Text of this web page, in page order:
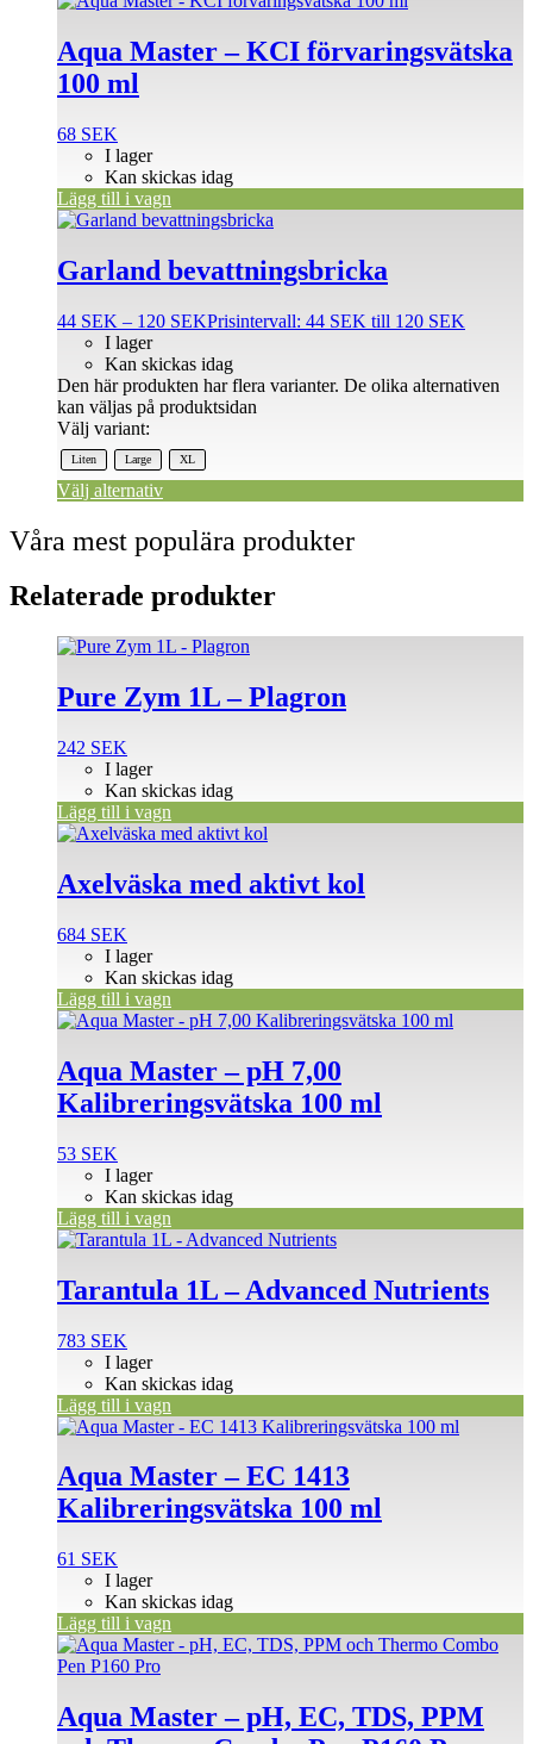
Aqua Master – KCI förvaringsvätska
100 ml
68 SEK
I lager
Kan skickas idag
Lägg till i vagn
Garland bevattningsbricka
44 SEK – 120 SEKPrisintervall: 44 SEK till 120 SEK
Liten Large XL
I lager
Kan skickas idag
Välj variant:
Välj alternativ
Den här produkten har flera varianter. De olika alternativen
kan väljas på produktsidan
Våra mest populära produkter
Relaterade produkter
Pure Zym 1L – Plagron
242 SEK
I lager
Kan skickas idag
Lägg till i vagn
Axelväska med aktivt kol
684 SEK
I lager
Kan skickas idag
Lägg till i vagn
Aqua Master – pH 7,00
Kalibreringsvätska 100 ml
53 SEK
I lager
Kan skickas idag
Lägg till i vagn
Tarantula 1L – Advanced Nutrients
783 SEK
I lager
Kan skickas idag
Lägg till i vagn
Aqua Master – EC 1413
Kalibreringsvätska 100 ml
61 SEK
I lager
Kan skickas idag
Lägg till i vagn
Aqua Master – pH, EC, TDS, PPM